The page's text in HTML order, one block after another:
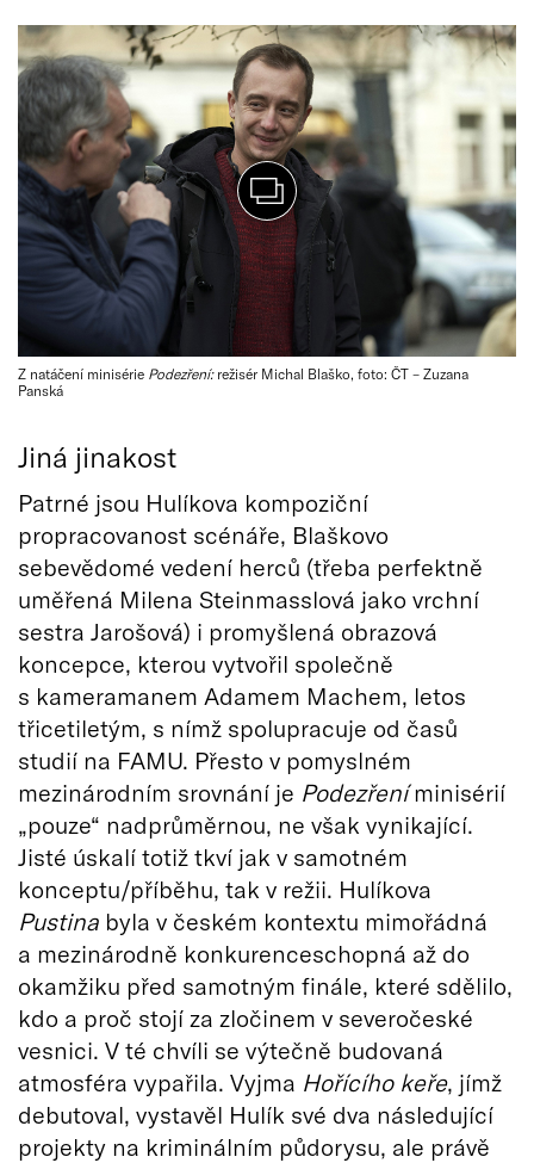
Z natáčení minisérie Podezření:režisér Michal Blaško, foto: ČT – Zuzana
Panská
Jiná jinakost
Patrné jsou Hulíkova kompoziční
propracovanost scénáře, Blaškovo
sebevědomé vedení herců (třeba perfektně
uměřená Milena Steinmasslová jako vrchní
sestra Jarošová) i promyšlená obrazová
koncepce, kterou vytvořil společně
s kameramanem Adamem Machem, letos
třicetiletým, s nímž spolupracuje od časů
studií na FAMU. Přesto v pomyslném
mezinárodním srovnání je Podezřeníminisérií
„pouze“ nadprůměrnou, ne však vynikající.
Jisté úskalí totiž tkví jak v samotném
konceptu/příběhu, tak v režii. Hulíkova
Pustina byla v českém kontextu mimořádná
a mezinárodně konkurenceschopná až do
okamžiku před samotným finále, které sdělilo,
kdo a proč stojí za zločinem v severočeské
vesnici. V té chvíli se výtečně budovaná
atmosféra vypařila. Vyjma Hořícího keře, jímž
debutoval, vystavěl Hulík své dva následující
projekty na kriminálním půdorysu, ale právě